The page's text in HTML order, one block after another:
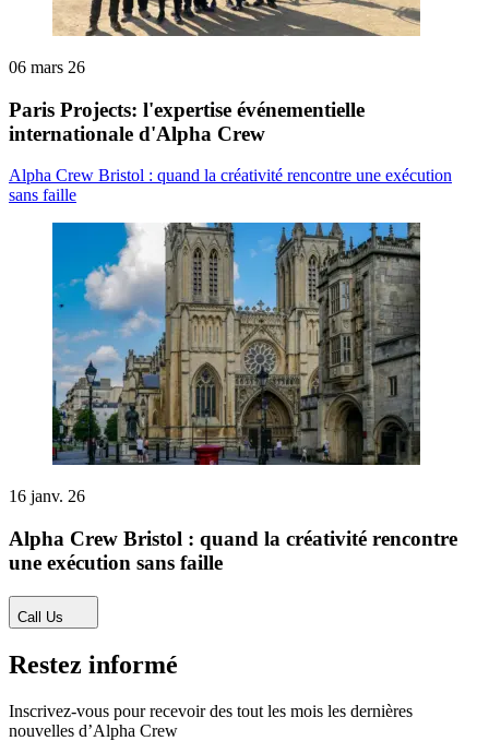
06 mars 26
Paris Projects: l'expertise événementielle
internationale d'Alpha Crew
Alpha Crew Bristol : quand la créativité rencontre une exécution
sans faille
16 janv. 26
Alpha Crew Bristol : quand la créativité rencontre
une exécution sans faille
Call Us
Restez informé
Inscrivez-vous pour recevoir des tout les mois les dernières
nouvelles d’Alpha Crew